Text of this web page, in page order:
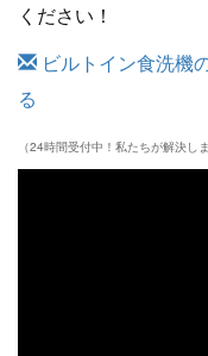
ください！
ビルトイン食洗機
る
（24時間受付中！私たちが解決しま